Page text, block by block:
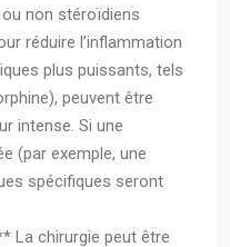
non stéroïdiens
réduire l’inflammation
plus puissants, tels
peuvent être
intense. Si une
(par exemple, une
spécifiques seront
La chirurgie peut être